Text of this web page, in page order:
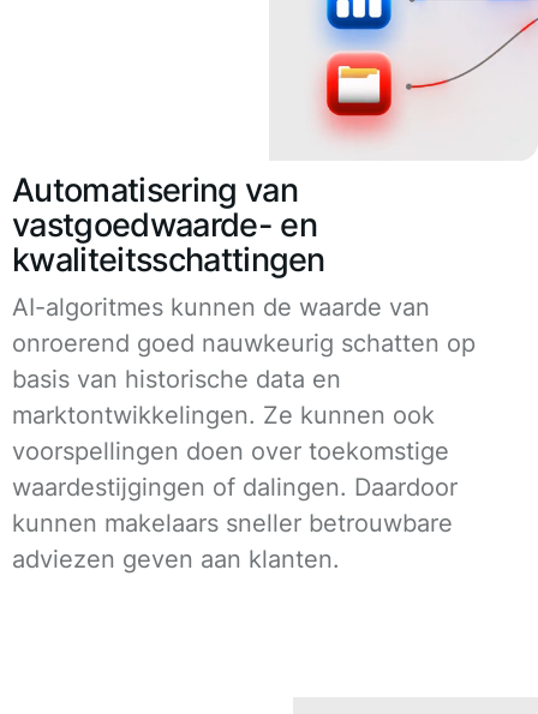
Automatisering van
vastgoedwaarde- en
kwaliteitsschattingen
AI-algoritmes kunnen de waarde van
onroerend goed nauwkeurig schatten op
basis van historische data en
marktontwikkelingen. Ze kunnen ook
voorspellingen doen over toekomstige
waardestijgingen of dalingen. Daardoor
kunnen makelaars sneller betrouwbare
adviezen geven aan klanten.